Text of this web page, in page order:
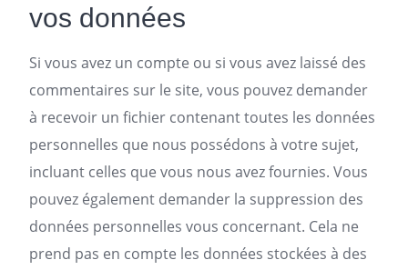
vos données
Si vous avez un compte ou si vous avez laissé des
commentaires sur le site, vous pouvez demander
à recevoir un fichier contenant toutes les données
personnelles que nous possédons à votre sujet,
incluant celles que vous nous avez fournies. Vous
pouvez également demander la suppression des
données personnelles vous concernant. Cela ne
prend pas en compte les données stockées à des